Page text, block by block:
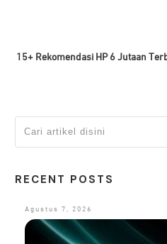
15+ Rekomendasi HP 6 Jutaan
RECENT POSTS
Agustus 7, 2026